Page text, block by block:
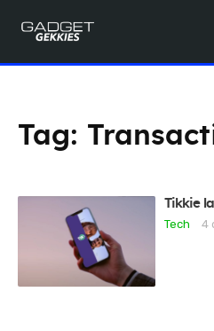
Tag:
Tikkie
Tech
4